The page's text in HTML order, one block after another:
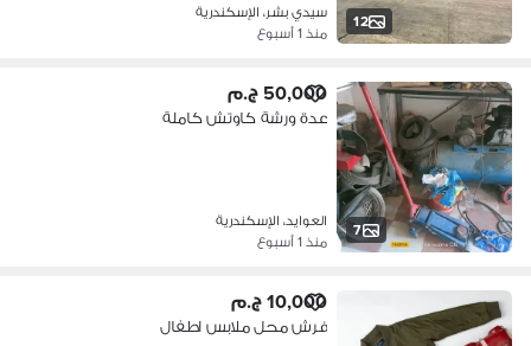
12
سيدي بشر، الإسكندرية
منذ 1 أسبوع
7
50,000 ج.م
عدة ورشة كاوتش كاملة
العوايد، الإسكندرية
منذ 1 أسبوع
10,000 ج.م
فرش محل ملابس اطفال